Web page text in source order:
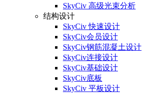
SkyCiv 高级光束分析
结构设计
SkyCiv 快速设计
SkyCiv会员设计
SkyCiv钢筋混凝土设计
SkyCiv连接设计
SkyCiv基础设计
SkyCiv底板
SkyCiv 平板设计